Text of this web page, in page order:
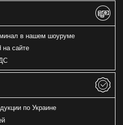
в нашем шоуруме
сайте
по Украине